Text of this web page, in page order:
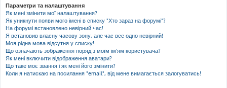
Параметри та налаштування
Як мені змінити мої налаштування?
Як уникнути появи мого імені в списку "Хто зараз на форумі"?
На форумі встановлено невірний час!
Я встановив власну часову зону, але час все одно невірний!
Моя рідна мова відсутня у списку!
Що означають зображення поряд з моїм ім'ям користувача?
Як мені включити відображення аватари?
Що таке моє звання і як мені його змінити?
Коли я натискаю на посилання "email", від мене вимагається залогуватись!